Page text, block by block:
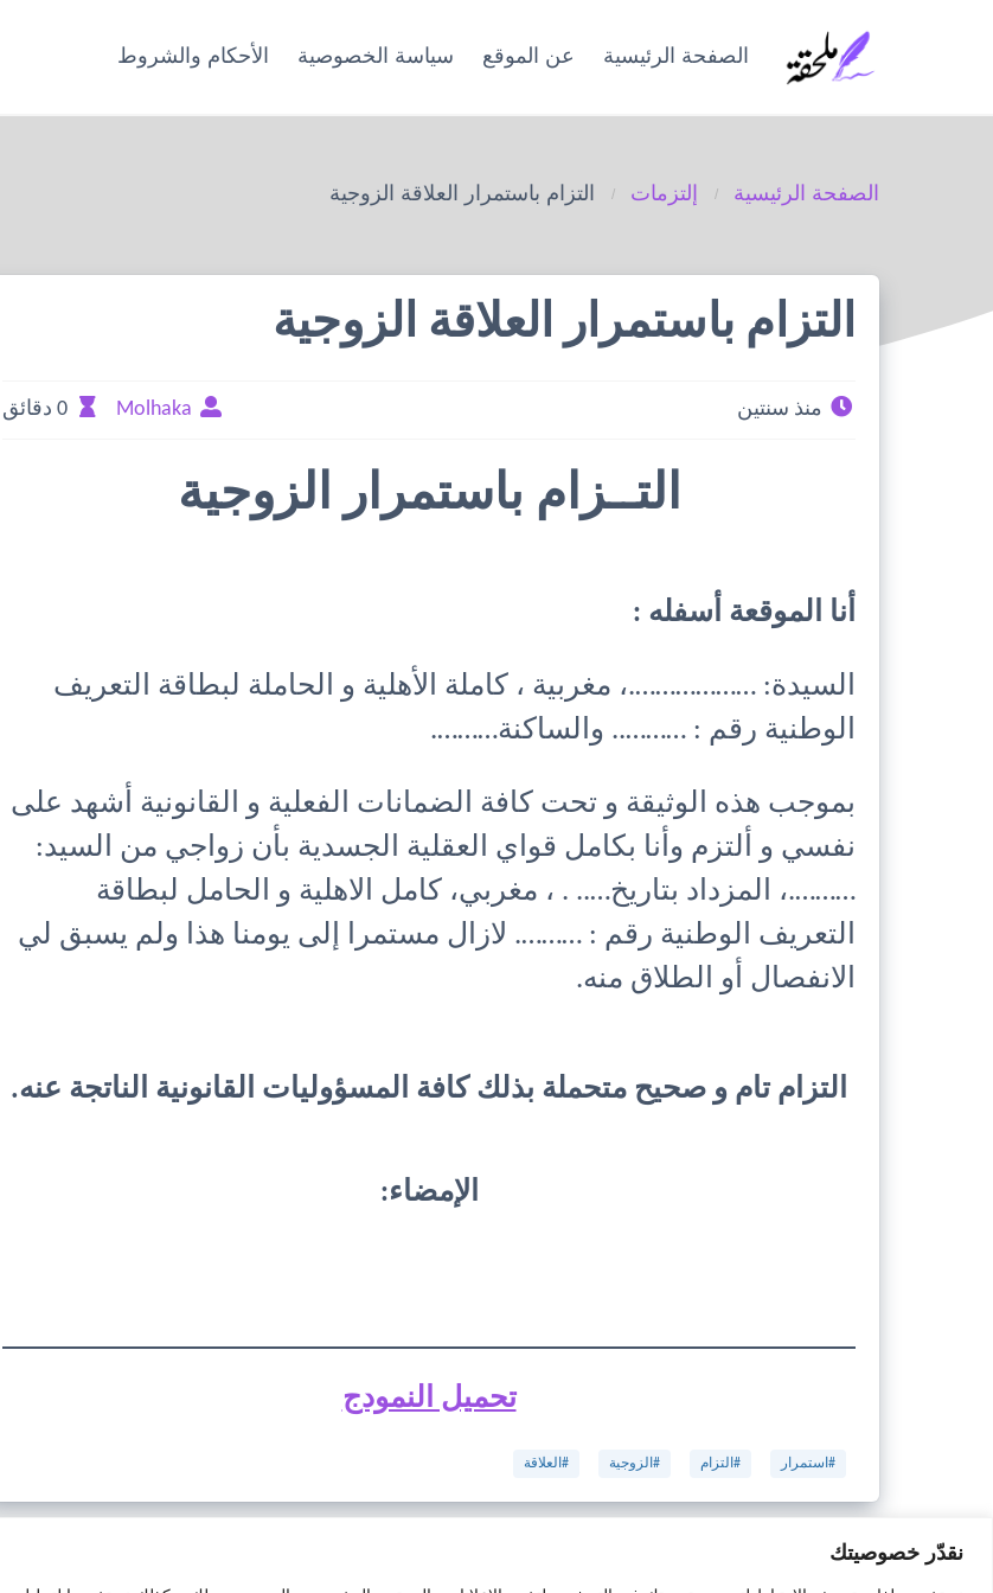
نقدّر خصوصيتك
الصفحة الرئيسية عن الموقع سياسة الخصوصية الأحكام والشروط
الصفحة الرئيسية إلتزمات التزام باستمرار العلاقة الزوجية
التزام باستمرار العلاقة الزوجية
منذ سنتين Molhaka 0 دقائق
التــزام باستمرار الزوجية
أنا الموقعة أسفله :
السيدة: ……………….، مغربية ، كاملة الأهلية و الحاملة لبطاقة التعريف
الوطنية رقم : ……….. والساكنة……….
بموجب هذه الوثيقة و تحت كافة الضمانات الفعلية و القانونية أشهد على
نفسي و ألتزم وأنا بكامل قواي العقلية الجسدية بأن زواجي من السيد:
……….، المزداد بتاريخ….. . ، مغربي، كامل الاهلية و الحامل لبطاقة
التعريف الوطنية رقم : ………. لازال مستمرا إلى يومنا هذا ولم يسبق لي
الانفصال أو الطلاق منه.
التزام تام و صحيح متحملة بذلك كافة المسؤوليات القانونية الناتجة عنه.
الإمضاء:
تحميل النمودج
#استمرار #التزام #الزوجية #العلاقة